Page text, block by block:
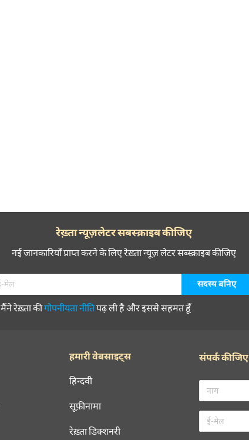
रेख़्ता न्यूज़लेटर सबस्क्राइब कीजिए
नई जानकारियाँ प्राप्त करने के लिए रेख़्ता न्यूज़ लेटर सब्स्क्राइब कीजिए
मैंने रेख़्ता कीगोपनीयता नीतिपढ़ ली है और इससे सहमत हूँ
हमारी वेबसाइट्स
हिन्दवी
सूफ़ीनामा
रेख़्ता डिक्शनरी
संपर्क कीजिए